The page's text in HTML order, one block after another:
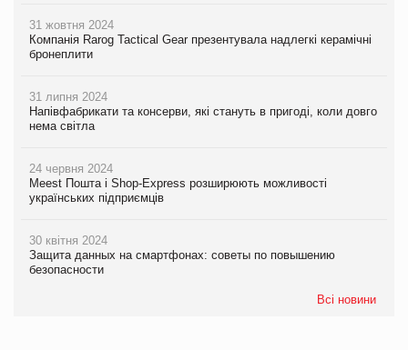
31 жовтня 2024
Компанія Rarog Tactical Gear презентувала надлегкі керамічні
бронеплити
31 липня 2024
Напівфабрикати та консерви, які стануть в пригоді, коли довго
нема світла
24 червня 2024
Meest Пошта і Shop-Express розширюють можливості
українських підприємців
30 квітня 2024
Защита данных на смартфонах: советы по повышению
безопасности
Всі новини